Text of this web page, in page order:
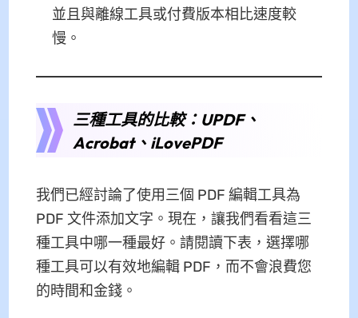
並且與離線工具或付費版本相比速度較
慢。
三種工具的比較：UPDF、
Acrobat、iLovePDF
我們已經討論了使用三個 PDF 編輯工具為
PDF 文件添加文字。現在，讓我們看看這三
種工具中哪一種最好。請閱讀下表，選擇哪
種工具可以有效地編輯 PDF，而不會浪費您
的時間和金錢。